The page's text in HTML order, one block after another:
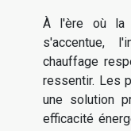
À l'ère où la
s'accentue,
chauffage
ressentir. Les
une solution
efficacité